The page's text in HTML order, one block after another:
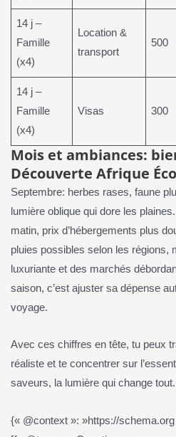
14 j –
Famille
(x4)
Location &
transport
500
14 j –
Famille
(x4)
Visas 300
Mois et ambiances:
Découverte Afrique
Septembre: herbes rases, faune
lumière oblique qui dore les
matin, prix d’hébergements plus
pluies possibles selon les régions,
luxuriante et des marchés
saison, c’est ajuster sa dépense
voyage.
Avec ces chiffres en tête, tu peux
réaliste et te concentrer sur
saveurs, la lumière qui change tout.
{« @context »: »https://